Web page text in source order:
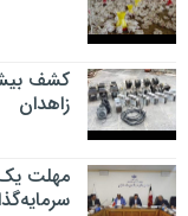
زاهدان
مهلت